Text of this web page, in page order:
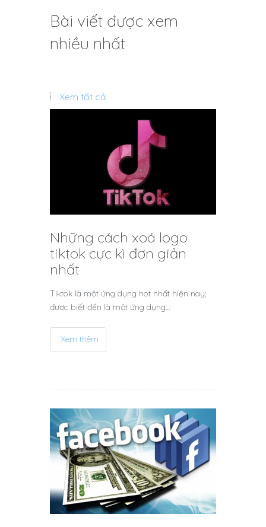
Bài viết được xem
nhiều nhất
Xem tất cả
Những cách xoá logo
tiktok cực kì đơn giản
nhất
Tiktok là một ứng dụng hot nhất hiện nay;
được biết đến là một ứng dụng…
Xem thêm